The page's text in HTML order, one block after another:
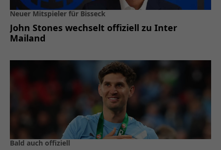
Neuer Mitspieler für Bisseck
John Stones wechselt offiziell zu Inter
Mailand
Bald auch offiziell